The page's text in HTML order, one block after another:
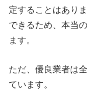
定することはあり
できるため、本当
ます。
ただ、優良業者は
ています。